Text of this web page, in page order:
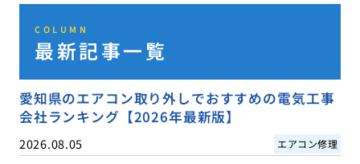
COLUMN
最新記事一覧
愛知県のエアコン取り外しでおすすめの電気工事
会社ランキング【2026年最新版】
2026.08.05 エアコン修理